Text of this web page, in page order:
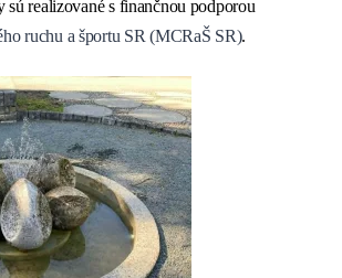
realizované s finančnou podporou
ruchu a športu SR (MCRaŠ SR).